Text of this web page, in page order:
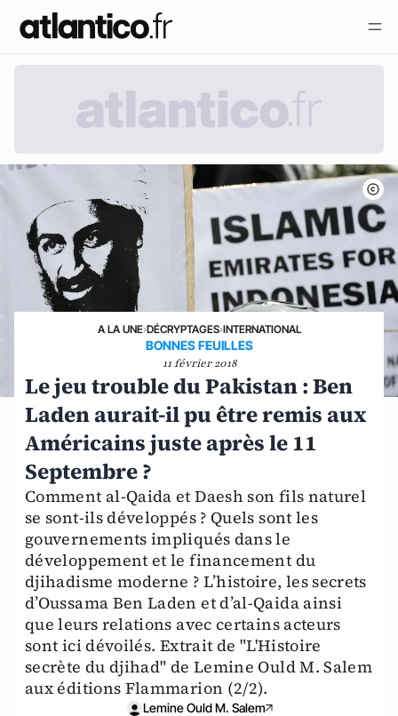
A LA UNE›DÉCRYPTAGES›INTERNATIONAL
BONNES FEUILLES
11 février 2018
Le jeu trouble du Pakistan : Ben
Laden aurait-il pu être remis aux
Américains juste après le 11
Septembre ?
Comment al-Qaida et Daesh son fils naturel
se sont-ils développés ? Quels sont les
gouvernements impliqués dans le
développement et le financement du
djihadisme moderne ? L’histoire, les secrets
d’Oussama Ben Laden et d’al-Qaida ainsi
que leurs relations avec certains acteurs
sont ici dévoilés. Extrait de "L'Histoire
secrète du djihad" de Lemine Ould M. Salem
aux éditions Flammarion (2/2).
Lemine Ould M. Salem